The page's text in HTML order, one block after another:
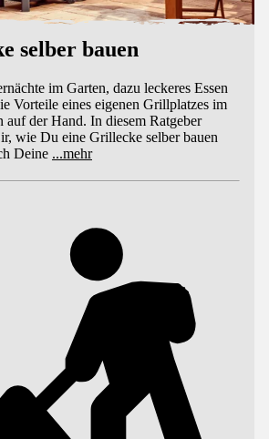
selber bauen
im Garten, dazu leckeres Essen
Vorteile eines eigenen Grillplatzes im
auf der Hand. In diesem Ratgeber
wie Du eine Grillecke selber bauen
Deine ...mehr